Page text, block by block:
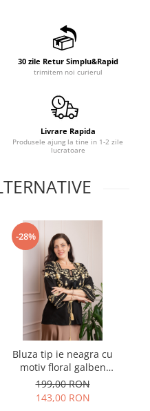
30 zile Retur Simplu&Rapid
trimitem noi curierul
Livrare Rapida
Produsele ajung la tine in 1-2 zile
lucratoare
-28%
Bluza tip ie neagra cu
motiv floral galben
Adelaida
199,00 RON
143,00 RON